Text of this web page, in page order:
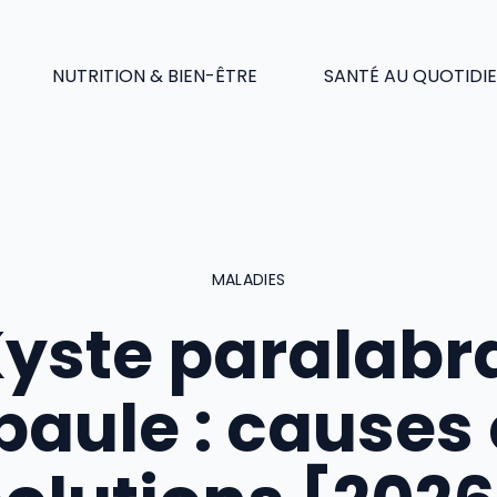
NUTRITION & BIEN-ÊTRE SANTÉ AU
MALADIES
: causes